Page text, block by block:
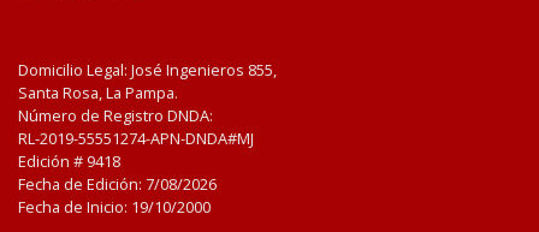
Domicilio Legal: José Ingenieros 855,
Santa Rosa, La Pampa.
Número de Registro DNDA:
RL-2019-55551274-APN-DNDA#MJ
Edición # 9418
Fecha de Edición: 7/08/2026
Fecha de Inicio: 19/10/2000